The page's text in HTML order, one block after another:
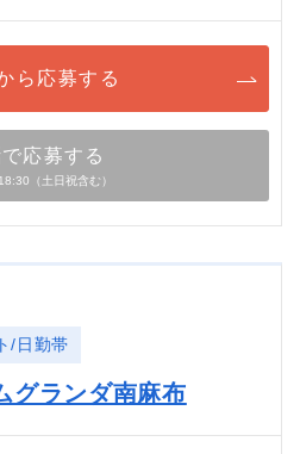
ら応募する
応募する
（土日祝含む）
/日勤帯
グランダ南麻布